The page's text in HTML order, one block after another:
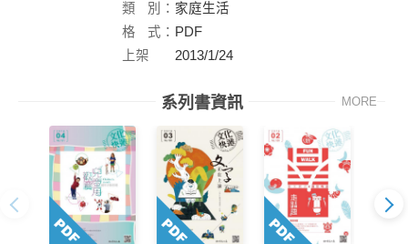
類
別： 家庭生活
格
式： PDF
上架
2013/1/24
系列書資訊 MORE